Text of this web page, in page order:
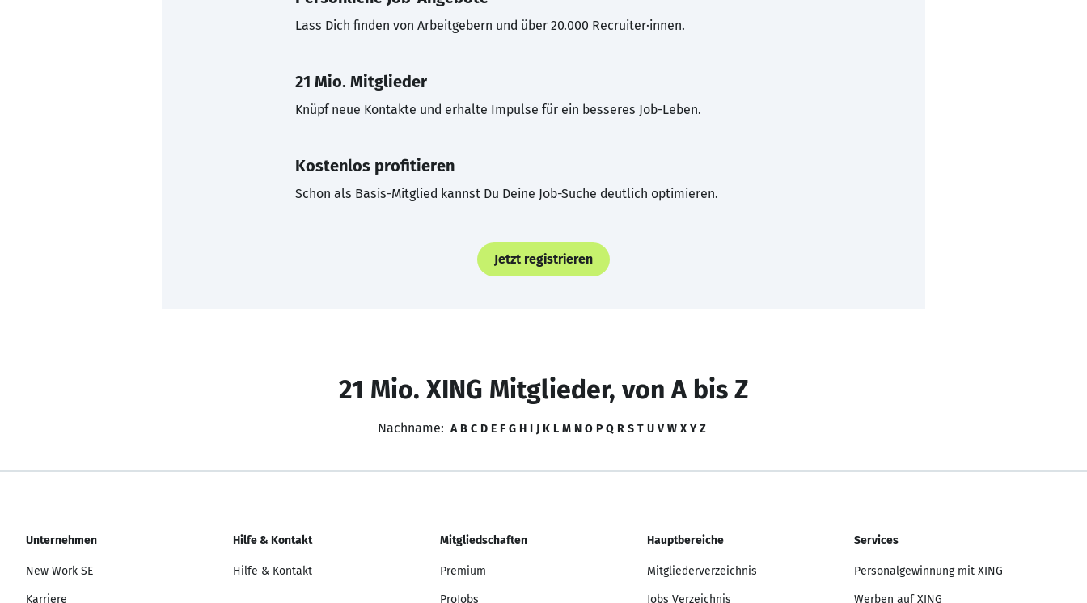
Lass Dich finden von Arbeitgebern und über 20.000 Recruiter·innen.
21 Mio. Mitglieder
Knüpf neue Kontakte und erhalte Impulse für ein besseres Job-Leben.
Kostenlos profitieren
Schon als Basis-Mitglied kannst Du Deine Job-Suche deutlich optimieren.
Jetzt registrieren
21 Mio. XING Mitglieder, von A bis Z
Nachname: A B C D E F G H I J K L M N O P Q R S T U V W X Y Z
Unternehmen
New Work SE
Karriere
Hilfe & Kontakt
Hilfe & Kontakt
Mitgliedschaften
Premium
ProJobs
Hauptbereiche
Mitgliederverzeichnis
Jobs Verzeichnis
Services
Personalgewinnung mit XING
Werben auf XING